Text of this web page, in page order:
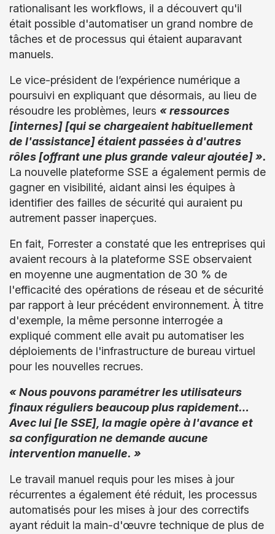
rationalisant les workflows, il a découvert qu'il
était possible d'automatiser un grand nombre de
tâches et de processus qui étaient auparavant
manuels.
Le vice-président de l’expérience numérique a
poursuivi en expliquant que désormais, au lieu de
résoudre les problèmes, leurs « ressources
[internes] [qui se chargeaient habituellement
de l'assistance] étaient passées à d'autres
rôles [offrant une plus grande valeur ajoutée] ».
La nouvelle plateforme SSE a également permis de
gagner en visibilité, aidant ainsi les équipes à
identifier des failles de sécurité qui auraient pu
autrement passer inaperçues.
En fait, Forrester a constaté que les entreprises qui
avaient recours à la plateforme SSE observaient
en moyenne une augmentation de 30 % de
l'efficacité des opérations de réseau et de sécurité
par rapport à leur précédent environnement. À titre
d'exemple, la même personne interrogée a
expliqué comment elle avait pu automatiser les
déploiements de l'infrastructure de bureau virtuel
pour les nouvelles recrues.
« Nous pouvons paramétrer les utilisateurs
finaux réguliers beaucoup plus rapidement…
Avec lui [le SSE], la magie opère à l'avance et
sa configuration ne demande aucune
intervention manuelle. »
Le travail manuel requis pour les mises à jour
récurrentes a également été réduit, les processus
automatisés pour les mises à jour des correctifs
ayant réduit la main-d'œuvre technique de plus de